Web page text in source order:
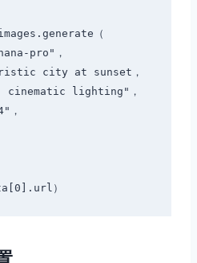
（
cinematic lighting"，